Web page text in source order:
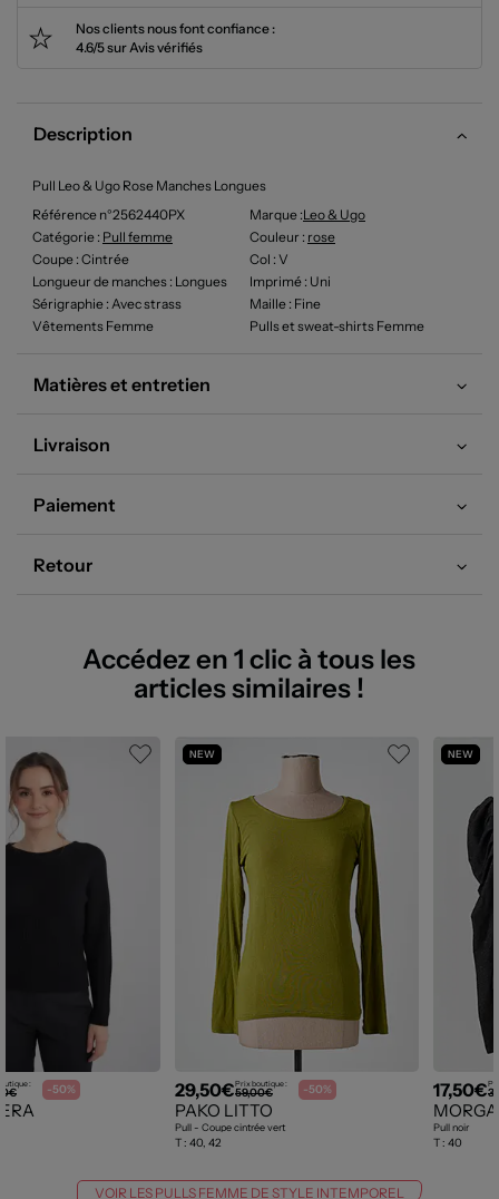
Nos clients nous font confiance :
4.6/5 sur Avis vérifiés
Description
Pull Leo & Ugo Rose Manches Longues
Référence n°2562440PX
Marque :Leo & Ugo
Catégorie : Pull femme Couleur : rose
Coupe : Cintrée Col : V
Longueur de manches : Longues Imprimé : Uni
Sérigraphie : Avec strass Maille : Fine
Vêtements Femme
Pulls et sweat-shirts Femme
Matières et entretien
Livraison
Paiement
Retour
Accédez en 1 clic à tous les
articles similaires !
: -50%
NEW
29,50€Prix boutique :
59,00€ -50%
PAKO LITTO
Pull - Coupe cintrée vert
T : 40, 42
NEW
17,50€
Pull noir
T : 40
VOIR LES PULLS FEMME DE STYLE INTEMPOREL